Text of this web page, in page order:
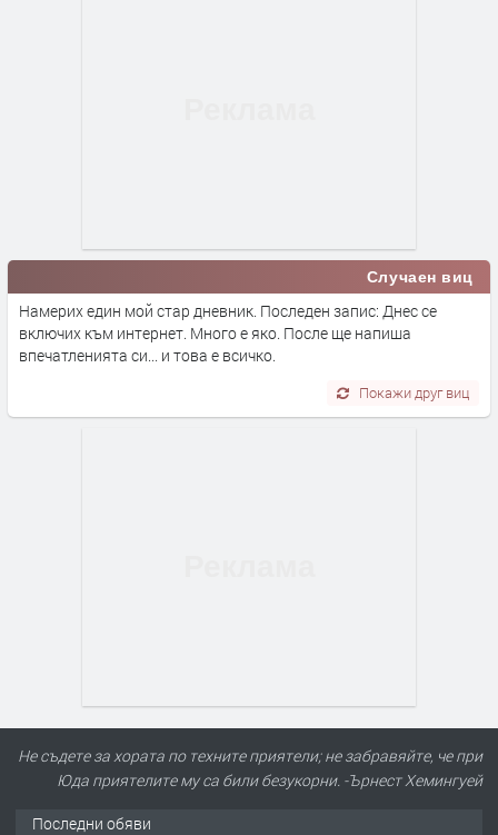
Случаен виц
Намерих един мой стар дневник. Последен запис: Днес се
включих към интернет. Много е яко. После ще напиша
впечатленията си... и това е всичко.
Покажи друг виц
Не съдете за хората по техните приятели; не забравяйте, че при
Юда приятелите му са били безукорни. -Ърнест Хемингуей
Последни обяви